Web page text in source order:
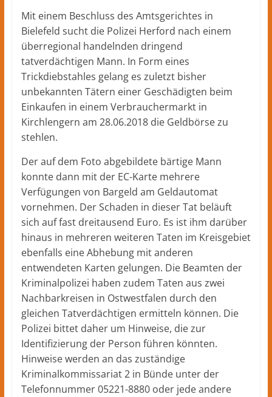
Kreis
Herford
lokale
Nachrichten
und
mehr
aus
Herford
Kreis
Herford
Mit einem Beschluss des Amtsgerichtes in
Bielefeld sucht die Polizei Herford nach einem
überregional handelnden dringend
tatverdächtigen Mann. In Form eines
Trickdiebstahles gelang es zuletzt bisher
unbekannten Tätern einer Geschädigten beim
Einkaufen in einem Verbrauchermarkt in
Kirchlengern am 28.06.2018 die Geldbörse zu
stehlen.
Der auf dem Foto abgebildete bärtige Mann
konnte dann mit der EC-Karte mehrere
Verfügungen von Bargeld am Geldautomat
vornehmen. Der Schaden in dieser Tat beläuft
sich auf fast dreitausend Euro. Es ist ihm darüber
hinaus in mehreren weiteren Taten im Kreisgebiet
ebenfalls eine Abhebung mit anderen
entwendeten Karten gelungen. Die Beamten der
Kriminalpolizei haben zudem Taten aus zwei
Nachbarkreisen in Ostwestfalen durch den
gleichen Tatverdächtigen ermitteln können. Die
Polizei bittet daher um Hinweise, die zur
Identifizierung der Person führen könnten.
Hinweise werden an das zuständige
Kriminalkommissariat 2 in Bünde unter der
Telefonnummer 05221-8880 oder jede andere